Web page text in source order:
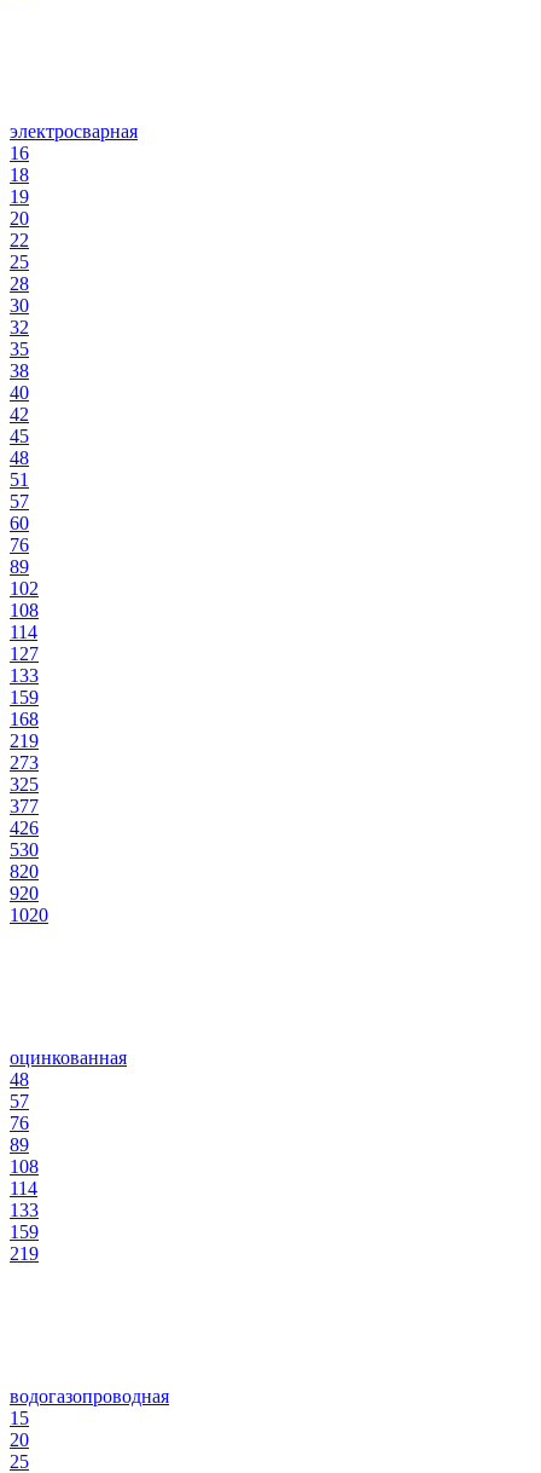
электросварная
16
18
19
20
22
25
28
30
32
35
38
40
42
45
48
51
57
60
76
89
102
108
114
127
133
159
168
219
273
325
377
426
530
820
920
1020
оцинкованная
48
57
76
89
108
114
133
159
219
водогазопроводная
15
20
25